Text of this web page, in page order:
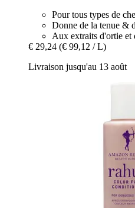
Pour tous types de
Donne de la tenue &
Aux extraits d'ortie et
€ 29,24 (€ 99,12 / L)
Livraison jusqu'au 13 août